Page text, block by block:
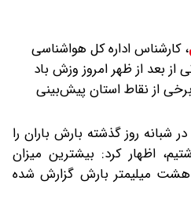
،کارشناس اداره کل هواشناسی
بعد از ظهر امروز وزش باد
از نقاط استان پیش‌بینی
شبانه روز گذشته بارش باران را
اظهار کرد: بیشترین میزان
هشت میلیمتر بارش گزارش شده